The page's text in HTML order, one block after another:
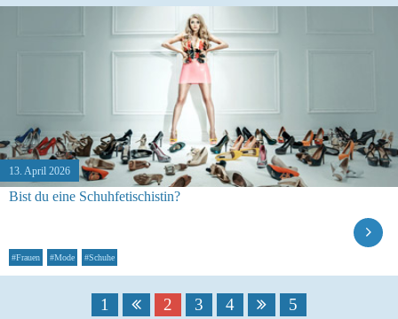
13. April 2026
Bist du eine Schuhfetischistin?
#Frauen #Mode #Schuhe
1 2 3 4 5